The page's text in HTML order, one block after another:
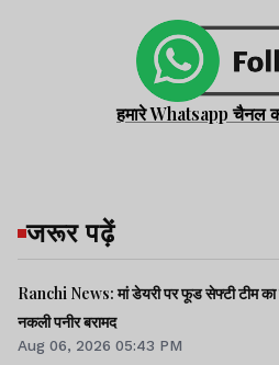
हमारे Whatsapp चैनल
जरूर पढ़ें
Ranchi News: मां डेयरी पर फूड सेफ्टी टीम
नकली पनीर बरामद
Aug 06, 2026 05:43 PM